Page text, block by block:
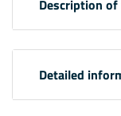
Description
Detailed